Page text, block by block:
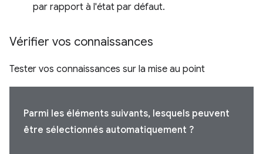
par rapport à l'état par défaut.
Vérifier vos connaissances
Tester vos connaissances sur la mise au point
Parmi les éléments suivants, lesquels peuvent
être sélectionnés automatiquement ?